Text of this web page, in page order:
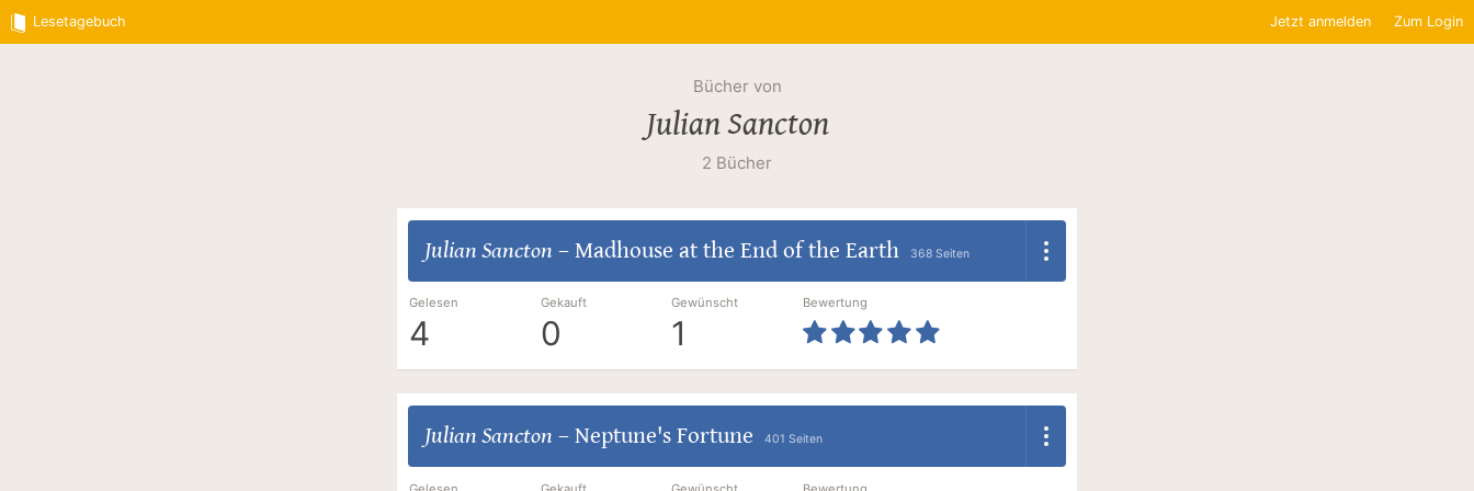
Lesetagebuch Jetzt anmelden Zum Login
Bücher von
Julian Sancton
2 Bücher
Julian Sancton – Madhouse at the End of the Earth 368 Seiten
Gelesen
4
Gekauft
0
Gewünscht
1
Bewertung
Julian Sancton – Neptune's Fortune 401 Seiten